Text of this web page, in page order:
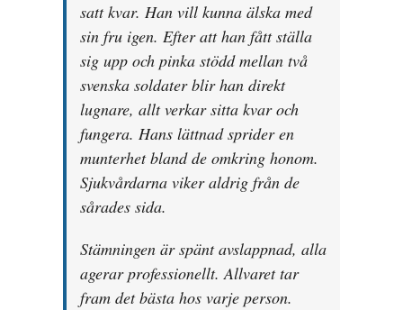
satt kvar. Han vill kunna älska med
sin fru igen. Efter att han fått ställa
sig upp och pinka stödd mellan två
svenska soldater blir han direkt
lugnare, allt verkar sitta kvar och
fungera. Hans lättnad sprider en
munterhet bland de omkring honom.
Sjukvårdarna viker aldrig från de
sårades sida.
Stämningen är spänt avslappnad, alla
agerar professionellt. Allvaret tar
fram det bästa hos varje person.